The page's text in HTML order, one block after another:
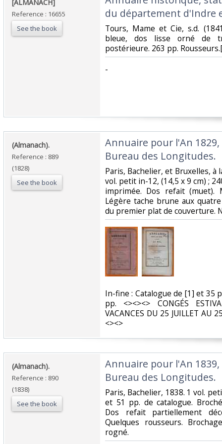
‎[ALMANACH]‎
Reference : 16655
See the book
du département d'Indre
‎Tours, Mame et Cie, s.d.
bleue, dos lisse orné de
postérieure. 263 pp.
‎-‎
‎(Almanach).‎
Reference : 889
(1828)
See the book
‎Annuaire pour l'An
Bureau des Longitudes.‎
‎Paris, Bachelier, et Bruxelles, à
vol. petit in-12, (14,5 x 9 cm) ;
imprimée. Dos refait (muet).
Légère tache brune aux
du premier plat de couverture.
‎In-fine : Catalogue de [1] et 35
pp. <><><> CONGÉS
VACANCES DU 25 JUILLET AU
<><>‎
‎(Almanach).‎
Reference : 890
(1838)
See the book
‎Annuaire pour l'An
Bureau des Longitudes.‎
‎Paris, Bachelier, 1838. 1 vol.
et 51 pp. de catalogue.
Dos refait partiellement
Quelques rousseurs.
rogné. ‎